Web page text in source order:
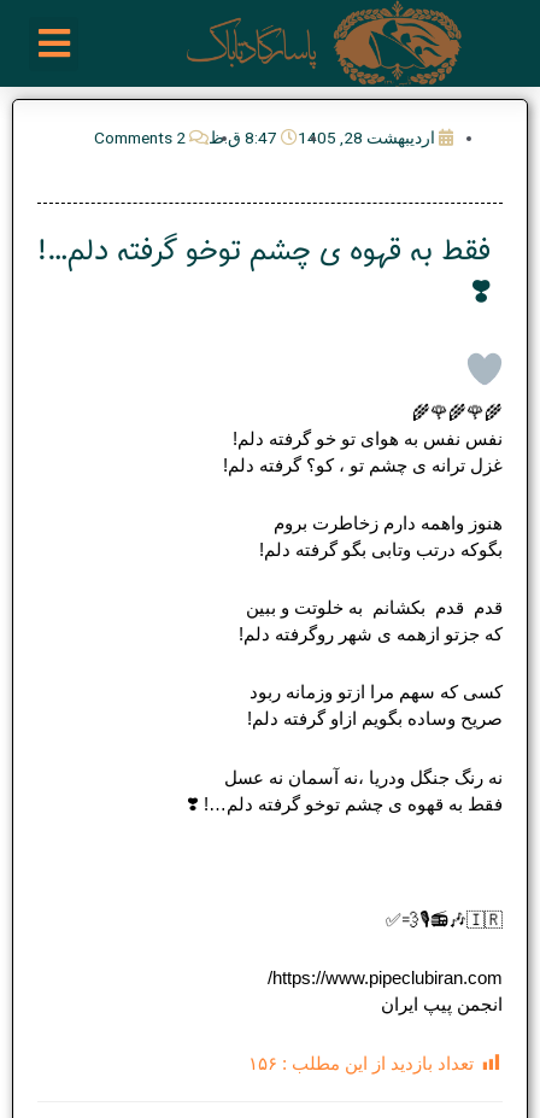
اردیبهشت 28, 1405 8:47 ق.ظ 2 Comments
فقط به قهوه ی چشم توخو گرفته دلم…!
❣️
🌾🌹🌾🌹🌾
نفس نفس به هوای تو خو گرفته دلم!
غزل ترانه ی چشم تو ، کو؟ گرفته دلم!
هنوز واهمه دارم زخاطرت بروم
بگوکه درتب وتابی بگو گرفته دلم!
قدم قدم بکشانم به خلوتت و ببین
که جزتو ازهمه ی شهر روگرفته دلم!
کسی که سهم مرا ازتو وزمانه ربود
صریح وساده بگویم ازاو گرفته دلم!
نه رنگ جنگل ودریا ،نه آسمان نه عسل
فقط به قهوه ی چشم توخو گرفته دلم…! ❣️
🇮🇷🎶📻🎙💨✅
https://www.pipeclubiran.com/
انجمن پیپ ایران
تعداد بازدید از این مطلب : ۱۵۶